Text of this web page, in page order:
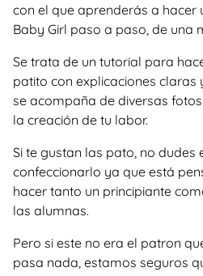
con el que aprenderás a hacer
Baby Girl paso a paso, de una
Se trata de un tutorial para
patito con explicaciones
se acompaña de diversas
la creación de tu labor.
Si te gustan las pato, no dudes
confeccionarlo ya que está
hacer tanto un principiante
las alumnas.
Pero si este no era el patron
pasa nada, estamos seguros